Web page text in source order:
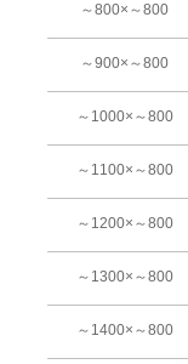
～800×～800
～900×～800
～1000×～800
～1100×～800
～1200×～800
～1300×～800
～1400×～800